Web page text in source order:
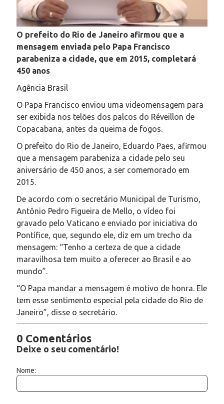
O prefeito do Rio de Janeiro afirmou que a
mensagem enviada pelo Papa Francisco
parabeniza a cidade, que em 2015, completará
450 anos
Agência Brasil
O Papa Francisco enviou uma videomensagem para
ser exibida nos telões dos palcos do Réveillon de
Copacabana, antes da queima de fogos.
O prefeito do Rio de Janeiro, Eduardo Paes, afirmou
que a mensagem parabeniza a cidade pelo seu
aniversário de 450 anos, a ser comemorado em
2015.
De acordo com o secretário Municipal de Turismo,
Antônio Pedro Figueira de Mello, o vídeo foi
gravado pelo Vaticano e enviado por iniciativa do
Pontífice, que, segundo ele, diz em um trecho da
mensagem: “Tenho a certeza de que a cidade
maravilhosa tem muito a oferecer ao Brasil e ao
mundo”.
“O Papa mandar a mensagem é motivo de honra. Ele
tem esse sentimento especial pela cidade do Rio de
Janeiro”, disse o secretário.
0 Comentários
Deixe o seu comentário!
Nome: